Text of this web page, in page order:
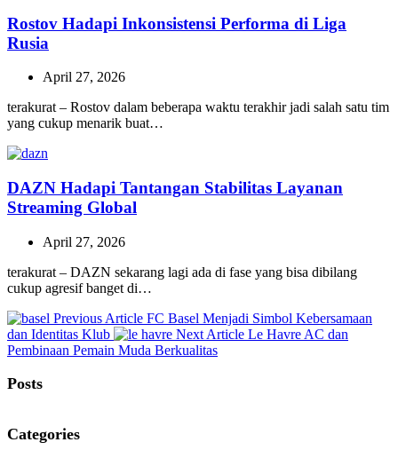
Rostov Hadapi Inkonsistensi Performa di Liga
Rusia
April 27, 2026
terakurat – Rostov dalam beberapa waktu terakhir jadi salah satu tim
yang cukup menarik buat…
DAZN Hadapi Tantangan Stabilitas Layanan
Streaming Global
April 27, 2026
terakurat – DAZN sekarang lagi ada di fase yang bisa dibilang
cukup agresif banget di…
Previous Article Previous
Post:
FC Basel Menjadi Simbol Kebersamaan
dan Identitas Klub
Next Article Next
Le Havre AC dan
Pembinaan Pemain Muda Berkualitas
Posts
Categories